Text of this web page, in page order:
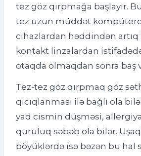
tez göz qırpmağa başlayır.
tez uzun müddət
cihazlardan həddindən
kontakt linzalardan
otaqda olmaqdan sonra baş
Tez-tez göz qırpmaq göz
qıcıqlanması ilə bağlı ola
yad cismin düşməsi,
quruluq səbəb ola bilər.
böyüklərdə isə bəzən bu hal